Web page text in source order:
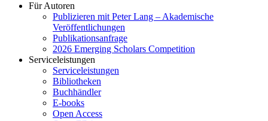
Für Autoren
Publizieren mit Peter Lang – Akademische
Veröffentlichungen
Publikationsanfrage
2026 Emerging Scholars Competition
Serviceleistungen
Serviceleistungen
Bibliotheken
Buchhändler
E-books
Open Access